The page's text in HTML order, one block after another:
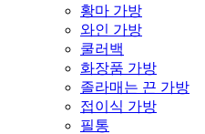
황마 가방
와인 가방
쿨러백
화장품 가방
졸라매는 끈 가방
접이식 가방
필통